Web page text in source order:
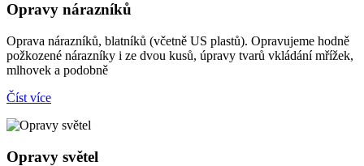
Opravy nárazníků
Oprava nárazníků, blatníků (včetně US plastů). Opravujeme hodně
požkozené nárazníky i ze dvou kusů, úpravy tvarů vkládání mřížek,
mlhovek a podobně
Číst více
Opravy světel